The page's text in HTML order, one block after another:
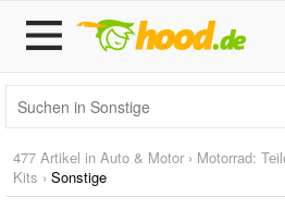
477 Artikel in Auto & Motor › Motorrad:
Kits › Sonstige